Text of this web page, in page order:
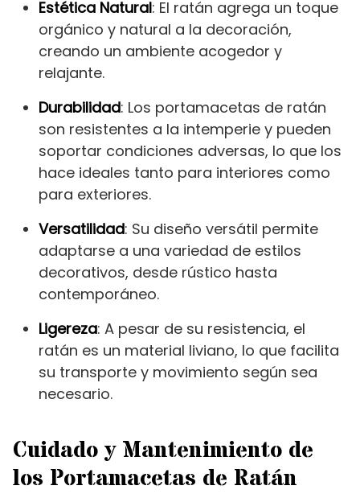
Estética Natural: El ratán agrega un toque
orgánico y natural a la decoración,
creando un ambiente acogedor y
relajante.
Durabilidad: Los portamacetas de ratán
son resistentes a la intemperie y pueden
soportar condiciones adversas, lo que los
hace ideales tanto para interiores como
para exteriores.
Versatilidad: Su diseño versátil permite
adaptarse a una variedad de estilos
decorativos, desde rústico hasta
contemporáneo.
Ligereza: A pesar de su resistencia, el
ratán es un material liviano, lo que facilita
su transporte y movimiento según sea
necesario.
Cuidado y Mantenimiento de
los Portamacetas de Ratán